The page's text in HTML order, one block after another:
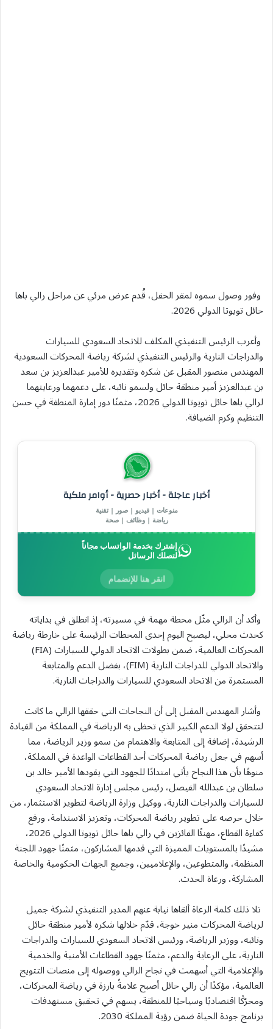
وفور وصول سموه لمقر الحفل، قُدم عرض مرئي عن مراحل رالي باها
حائل تويوتا الدولي 2026.
وأعرب الرئيس التنفيذي المكلف للاتحاد السعودي للسيارات
والدراجات النارية والرئيس التنفيذي لشركة رياضة المحركات السعودية
المهندس منصور المقبل عن شكره وتقديره للأمير عبدالعزيز بن سعد
بن عبدالعزيز أمير منطقة حائل ولسمو نائبه، على دعمهما ورعايتهما
لرالي باها حائل تويوتا الدولي 2026، مثمنًا دور إمارة المنطقة في حسن
التنظيم وكرم الضيافة.
أخبار عاجلة - أخبار حصرية - أوامر ملكية
منوعات | فيديو | صور | تقنية
رياضة | وظائف | صحة
إشترك بخدمة الواتساب مجاناً
لتصلك الرسائل
انقر هنا للإنضمام
وأكد أن الرالي مثّل محطة مهمة في مسيرته، إذ انطلق في بداياته
كحدث محلي، ليصبح اليوم إحدى المحطات الرئيسة على خارطة رياضة
المحركات العالمية، ضمن بطولات الاتحاد الدولي للسيارات (FIA)
والاتحاد الدولي للدراجات النارية (FIM)، بفضل الدعم والمتابعة
المستمرة من الاتحاد السعودي للسيارات والدراجات النارية.
وأشار المهندس المقبل إلى أن النجاحات التي حققها الرالي ما كانت
لتتحقق لولا الدعم الكبير الذي تحظى به الرياضة في المملكة من القيادة
الرشيدة، إضافة إلى المتابعة والاهتمام من سمو وزير الرياضة، مما
أسهم في جعل رياضة المحركات أحد القطاعات الواعدة في المملكة،
منوهًا بأن هذا النجاح يأتي امتدادًا للجهود التي يقودها الأمير خالد بن
سلطان بن عبدالله الفيصل، رئيس مجلس إدارة الاتحاد السعودي
للسيارات والدراجات النارية، ووكيل وزارة الرياضة لتطوير الاستثمار، من
خلال حرصه على تطوير رياضة المحركات، وتعزيز الاستدامة، ورفع
كفاءة القطاع، مهنئًا الفائزين في رالي باها حائل تويوتا الدولي 2026،
مشيدًا بالمستويات المميزة التي قدمها المشاركون، مثمنًا جهود اللجنة
المنظمة، والمتطوعين، والإعلاميين، وجميع الجهات الحكومية والخاصة
المشاركة، ورعاة الحدث.
تلا ذلك كلمة الرعاة ألقاها نيابة عنهم المدير التنفيذي لشركة جميل
لرياضة المحركات منير خوجة، قدّم خلالها شكره لأمير منطقة حائل
ونائبه، ووزير الرياضة، ورئيس الاتحاد السعودي للسيارات والدراجات
النارية، على الرعاية والدعم، مثمنًا جهود القطاعات الأمنية والخدمية
والإعلامية التي أسهمت في نجاح الرالي ووصوله إلى منصات التتويج
العالمية، مؤكدًا أن رالي حائل أصبح علامةً بارزة في رياضة المحركات،
ومحرّكًا اقتصاديًا وسياحيًا للمنطقة، يسهم في تحقيق مستهدفات
برنامج جودة الحياة ضمن رؤية المملكة 2030.